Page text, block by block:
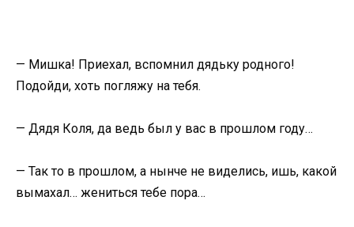
— Мишка! Приехал, вспомнил дядьку родного!
Подойди, хоть погляжу на тебя.
— Дядя Коля, да ведь был у вас в прошлом году…
— Так то в прошлом, а нынче не виделись, ишь, какой
вымахал… жениться тебе пора…